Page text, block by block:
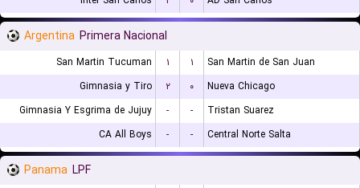
Argentina Primera Nacional
San Martin Tucuman ۱ ۱
San Martin de San Juan
Gimnasia y Tiro
۲ ۰
Nueva Chicago
Gimnasia Y Esgrima de Jujuy
- -
Tristan Suarez
CA All Boys
- - Central Norte Salta
Panama LPF